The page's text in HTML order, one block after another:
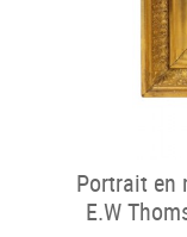
Portrait en
E.W